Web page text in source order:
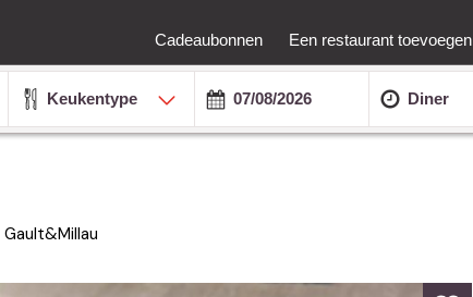
Cadeaubonnen Een restaurant toevoegen
Keukentype Diner
Gault&Millau